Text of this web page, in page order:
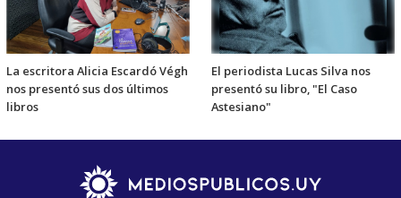
La escritora Alicia Escardó Végh
nos presentó sus dos últimos
libros
El periodista Lucas Silva nos
presentó su libro, "El Caso
Astesiano"